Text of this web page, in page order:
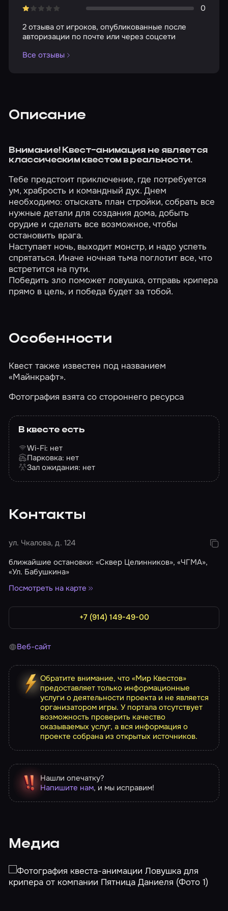
0
2 отзыва от игроков, опубликованные после
авторизации по почте или через соцсети
Все отзывы
Описание
Внимание! Квест-анимация не является
классическим квестом в реальности.
Тебе предстоит приключение, где потребуется
ум, храбрость и командный дух. Днем
необходимо: отыскать план стройки, собрать все
нужные детали для создания дома, добыть
орудие и сделать все возможное, чтобы
остановить врага.
Наступает ночь, выходит монстр, и надо успеть
спрятаться. Иначе ночная тьма поглотит все, что
встретится на пути.
Победить зло поможет ловушка, отправь крипера
прямо в цель, и победа будет за тобой.
Особенности
Квест также известен под названием
«Майнкрафт».
Фотография взята со стороннего ресурса
В квесте есть
Wi-Fi: нет
Парковка: нет
Зал ожидания: нет
Контакты
ул. Чкалова, д. 124
ближайшие остановки: «Сквер Целинников», «ЧГМА»,
«Ул. Бабушкина»
Посмотреть на карте
+7 (914) 149-49-00
Веб-сайт
Обратите внимание, что «Мир Квестов»
предоставляет только информационные
услуги о деятельности проекта и не является
организатором игры. У портала отсутствует
возможность проверить качество
оказываемых услуг, а вся информация о
проекте собрана из открытых источников.
Нашли опечатку?
Напишите нам, и мы исправим!
Медиа